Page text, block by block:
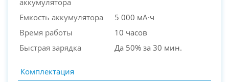
Емкость аккумулятора
5 000 мА·ч
Время работы
10 часов
Быстрая зарядка
Да 50% за 30 мин.
Комплектация